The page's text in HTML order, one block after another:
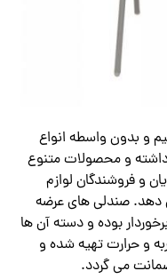
و بدون واسطه انواع
و محصولات متنوع
و فروشندگان لوازم
دهد. صندلی های عرضه
بوده و دسته آن ها
و حرارت تهیه شده و
می گردد.